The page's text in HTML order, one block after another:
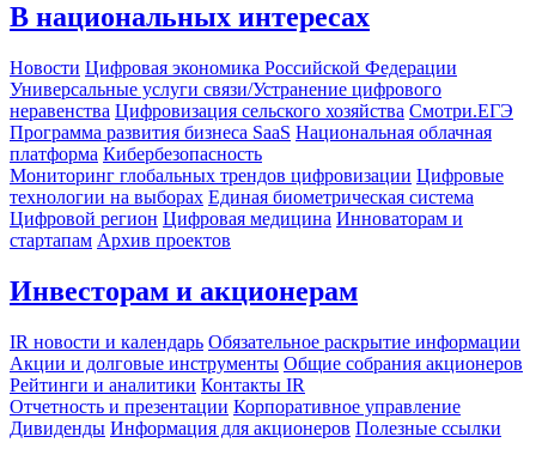
В национальных интересах
Новости Цифровая экономика Российской Федерации
Универсальные услуги связи/Устранение цифрового
неравенства Цифровизация сельского хозяйства Смотри.ЕГЭ
Программа развития бизнеса SaaS Национальная облачная
платформа Кибербезопасность
Мониторинг глобальных трендов цифровизации Цифровые
технологии на выборах Единая биометрическая система
Цифровой регион Цифровая медицина Инноваторам и
стартапам Архив проектов
Инвесторам и акционерам
IR новости и календарь Обязательное раскрытие информации
Акции и долговые инструменты Общие собрания акционеров
Рейтинги и аналитики Контакты IR
Отчетность и презентации Корпоративное управление
Дивиденды Информация для акционеров Полезные ссылки